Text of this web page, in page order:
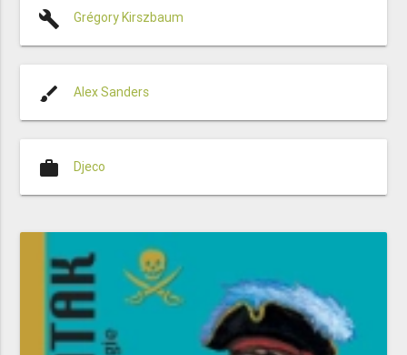
build Grégory Kirszbaum
brush Alex Sanders
work Djeco